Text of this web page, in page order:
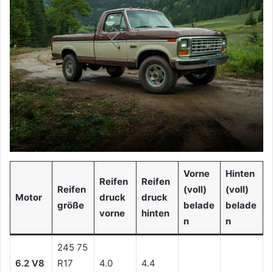
Motor
Reifen
größe
Reifen
druck
vorne
Reifen
druck
hinten
Vorne
(voll)
belade
n
Hinten
(voll)
belade
n
6.2 V8
245 75
R17
4.0 4.4